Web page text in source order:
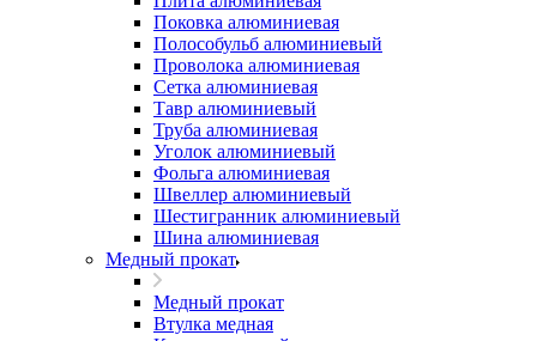
Поковка алюминиевая
Полособульб алюминиевый
Проволока алюминиевая
Сетка алюминиевая
Тавр алюминиевый
Труба алюминиевая
Уголок алюминиевый
Фольга алюминиевая
Швеллер алюминиевый
Шестигранник алюминиевый
Шина алюминиевая
Медный прокат
Медный прокат
Втулка медная